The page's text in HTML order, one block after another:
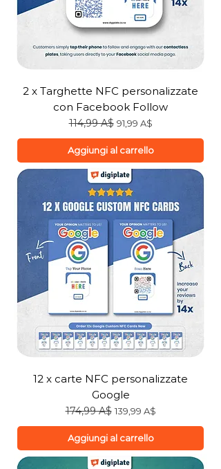
2 x Targhette NFC personalizzate
con Facebook Follow
Prezzo regolare
114,99 A$ Prezzo scontato
91,99 A$
Aggiungi al carrello
12 x carte NFC personalizzate
Google
Prezzo regolare
174,99 A$ Prezzo scontato
139,99 A$
Aggiungi al carrello